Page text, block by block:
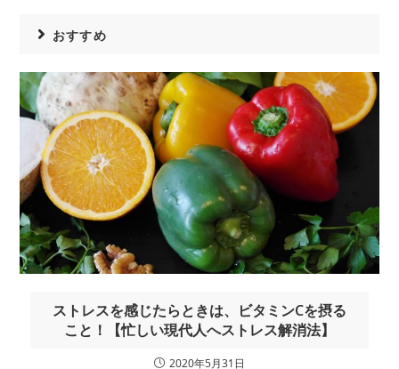
おすすめ
ストレスを感じたらときは、ビタミンCを摂る
こと！【忙しい現代人へストレス解消法】
2020年5月31日